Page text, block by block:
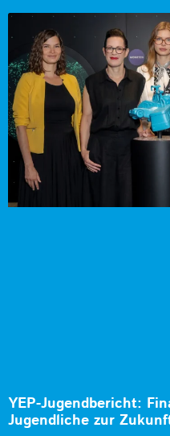
YEP-Jugendbericht:
Jugendliche zur